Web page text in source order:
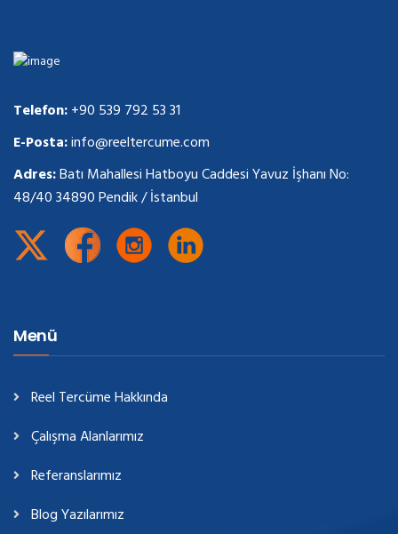
Telefon:+90 539 792 53 31
E-Posta:info@reeltercume.com
Adres:Batı Mahallesi Hatboyu Caddesi Yavuz İşhanı No:
48/40 34890 Pendik / İstanbul
Menü
Reel Tercüme Hakkında
Çalışma Alanlarımız
Referanslarımız
Blog Yazılarımız